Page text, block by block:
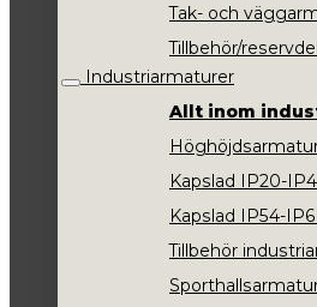
Tak- och
Tillbehör/
Industriarmaturer
Allt inom
Kapslad IP20-
Kapslad IP54-
Tillbehör